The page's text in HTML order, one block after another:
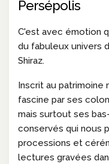
Persépolis
C'est avec émotion
du fabuleux univers
Shiraz.
Inscrit au patrimoine
fascine par ses
mais surtout ses
conservés qui nous
processions et
lectures gravées